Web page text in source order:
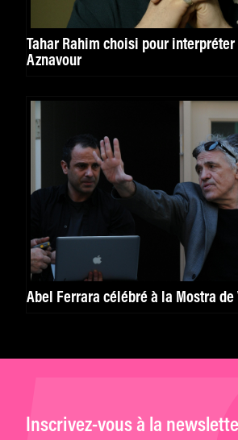
Tahar Rahim choisi pour interpréter
Aznavour
Abel Ferrara célébré à la Mostra de
Inscrivez-vous à la